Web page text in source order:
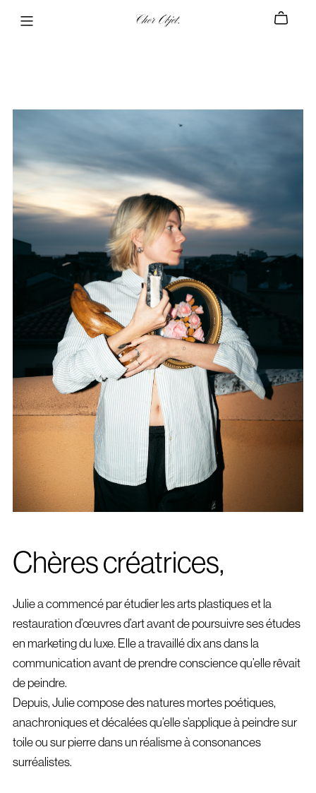
Chères créatrices,
Julie a commencé par étudier les arts plastiques et la
restauration d’œuvres d’art avant de poursuivre ses études
en marketing du luxe. Elle a travaillé dix ans dans la
communication avant de prendre conscience qu’elle rêvait
de peindre.
Depuis, Julie compose des natures mortes poétiques,
anachroniques et décalées qu’elle s’applique à peindre sur
toile ou sur pierre dans un réalisme à consonances
surréalistes.